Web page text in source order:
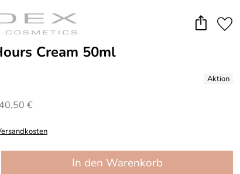
Cream 50ml
€
In den Warenkorb